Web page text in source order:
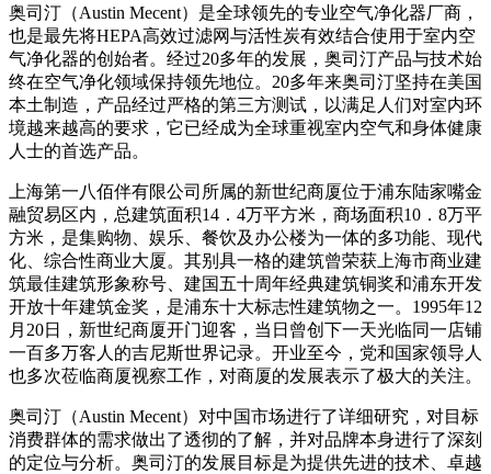
奥司汀（Austin Mecent）是全球领先的专业空气净化器厂商，
也是最先将HEPA高效过滤网与活性炭有效结合使用于室内空
气净化器的创始者。经过20多年的发展，奥司汀产品与技术始
终在空气净化领域保持领先地位。20多年来奥司汀坚持在美国
本土制造，产品经过严格的第三方测试，以满足人们对室内环
境越来越高的要求，它已经成为全球重视室内空气和身体健康
人士的首选产品。
上海第一八佰伴有限公司所属的新世纪商厦位于浦东陆家嘴金
融贸易区内，总建筑面积14．4万平方米，商场面积10．8万平
方米，是集购物、娱乐、餐饮及办公楼为一体的多功能、现代
化、综合性商业大厦。其别具一格的建筑曾荣获上海市商业建
筑最佳建筑形象称号、建国五十周年经典建筑铜奖和浦东开发
开放十年建筑金奖，是浦东十大标志性建筑物之一。1995年12
月20日，新世纪商厦开门迎客，当日曾创下一天光临同一店铺
一百多万客人的吉尼斯世界记录。开业至今，党和国家领导人
也多次莅临商厦视察工作，对商厦的发展表示了极大的关注。
奥司汀（Austin Mecent）对中国市场进行了详细研究，对目标
消费群体的需求做出了透彻的了解，并对品牌本身进行了深刻
的定位与分析。奥司汀的发展目标是为提供先进的技术、卓越